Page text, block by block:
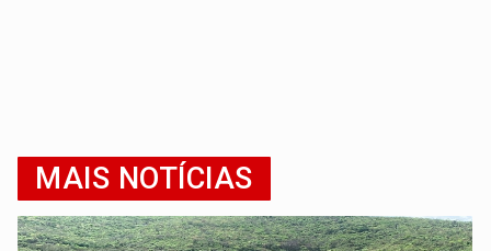
MAIS NOTÍCIAS